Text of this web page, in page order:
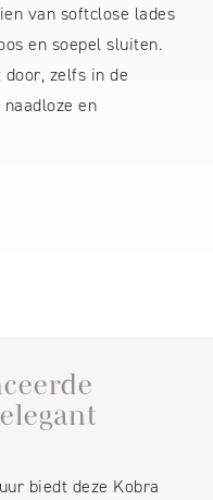
van softclose lades
en soepel sluiten.
zelfs in de
en
biedt deze Kobra